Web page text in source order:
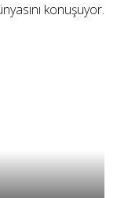
konuşuyor.